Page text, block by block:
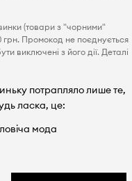
(товари з "чорними"
грн. Промокод не поєднується
виключені з його дії. Деталі
потрапляло лише те,
ласка, це:
мода